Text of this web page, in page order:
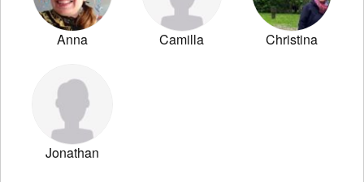
Anna Camilla Christina
Jonathan